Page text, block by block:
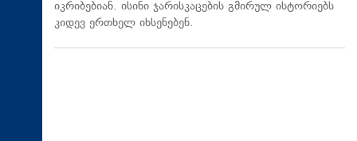
იკრიბებიან. ისინი ჯარისკაცების გმირულ ისტორიებს
კიდევ ერთხელ იხსენებენ.